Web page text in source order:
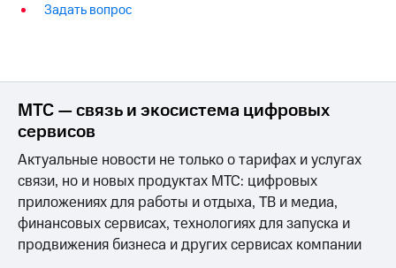
Задать вопрос
МТС — связь и экосистема цифровых
сервисов
Актуальные новости не только о тарифах и услугах
связи, но и новых продуктах МТС: цифровых
приложениях для работы и отдыха, ТВ и медиа,
финансовых сервисах, технологиях для запуска и
продвижения бизнеса и других сервисах компании